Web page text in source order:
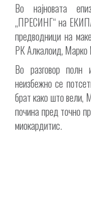
Во најновата
„ПРЕСИНГ“ на
предводници на
РК Алкалоид, Марко
Во разговор
неизбежно се
брат како што вели,
почина пред точно
миокардитис.